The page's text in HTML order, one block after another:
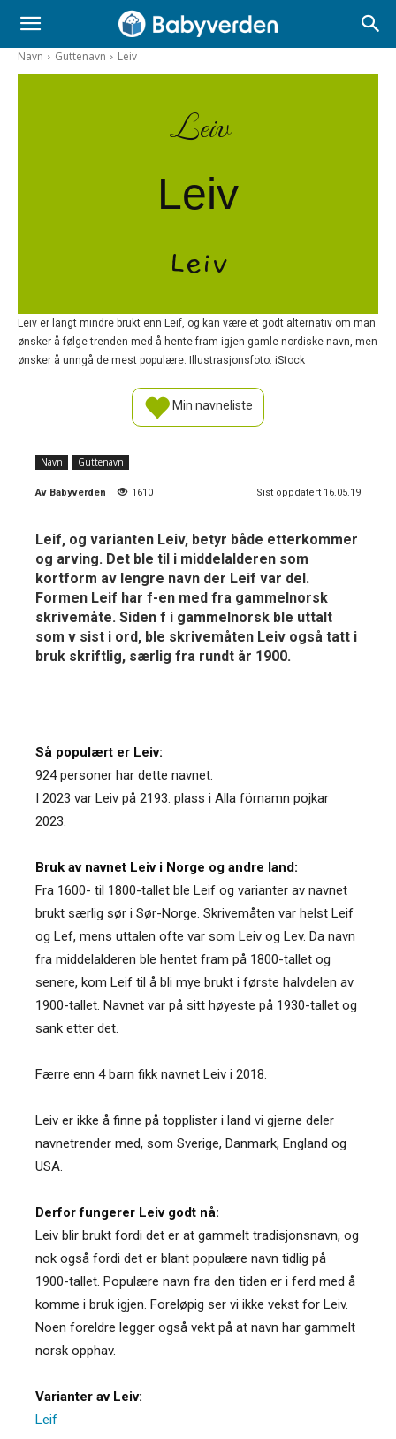
Navn Guttenavn Leiv
Leiv
Leiv
Leiv
Leiv er langt mindre brukt enn Leif, og kan være et godt alternativ om man
ønsker å følge trenden med å hente fram igjen gamle nordiske navn, men
ønsker å unngå de mest populære. Illustrasjonsfoto: iStock
Min navneliste
Navn Guttenavn
Av Babyverden 1610 Sist oppdatert 16.05.19
Leif, og varianten Leiv, betyr både etterkommer
og arving. Det ble til i middelalderen som
kortform av lengre navn der Leif var del.
Formen Leif har f-en med fra gammelnorsk
skrivemåte. Siden f i gammelnorsk ble uttalt
som v sist i ord, ble skrivemåten Leiv også tatt i
bruk skriftlig, særlig fra rundt år 1900.
Så populært er Leiv:
924 personer har dette navnet.
I 2023 var Leiv på 2193. plass i Alla förnamn pojkar
2023.
Bruk av navnet Leiv i Norge og andre land:
Fra 1600- til 1800-tallet ble Leif og varianter av navnet
brukt særlig sør i Sør-Norge. Skrivemåten var helst Leif
og Lef, mens uttalen ofte var som Leiv og Lev. Da navn
fra middelalderen ble hentet fram på 1800-tallet og
senere, kom Leif til å bli mye brukt i første halvdelen av
1900-tallet. Navnet var på sitt høyeste på 1930-tallet og
sank etter det.
Færre enn 4 barn fikk navnet Leiv i 2018.
Leiv er ikke å finne på topplister i land vi gjerne deler
navnetrender med, som Sverige, Danmark, England og
USA.
Derfor fungerer Leiv godt nå:
Leiv blir brukt fordi det er at gammelt tradisjonsnavn, og
nok også fordi det er blant populære navn tidlig på
1900-tallet. Populære navn fra den tiden er i ferd med å
komme i bruk igjen. Foreløpig ser vi ikke vekst for Leiv.
Noen foreldre legger også vekt på at navn har gammelt
norsk opphav.
Varianter av Leiv:
Leif